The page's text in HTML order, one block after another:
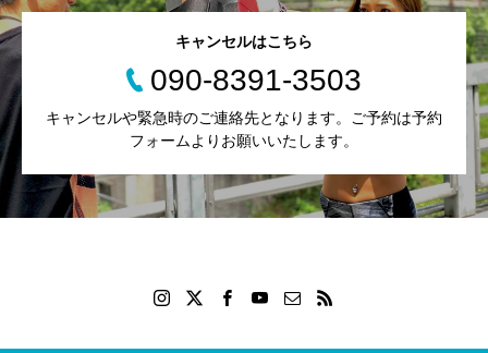
キャンセルはこちら
090-8391-3503
キャンセルや緊急時のご連絡先となります。ご予約は予約
フォームよりお願いいたします。